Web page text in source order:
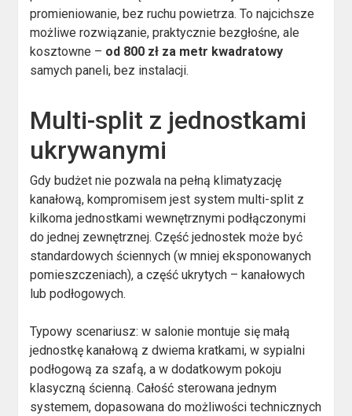
promieniowanie, bez ruchu powietrza. To najcichsze
możliwe rozwiązanie, praktycznie bezgłośne, ale
kosztowne – od 800 zł za metr kwadratowy
samych paneli, bez instalacji.
Multi-split z jednostkami
ukrywanymi
Gdy budżet nie pozwala na pełną klimatyzację
kanałową, kompromisem jest system multi-split z
kilkoma jednostkami wewnętrznymi podłączonymi
do jednej zewnętrznej. Część jednostek może być
standardowych ściennych (w mniej eksponowanych
pomieszczeniach), a część ukrytych – kanałowych
lub podłogowych.
Typowy scenariusz: w salonie montuje się małą
jednostkę kanałową z dwiema kratkami, w sypialni
podłogową za szafą, a w dodatkowym pokoju
klasyczną ścienną. Całość sterowana jednym
systemem, dopasowana do możliwości technicznych